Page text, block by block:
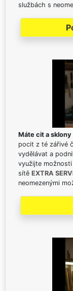
službách s
Máte cit a sklony
pocit z té zářivé
vydělávat a
využijte
sítě EXTRA
neomezenými